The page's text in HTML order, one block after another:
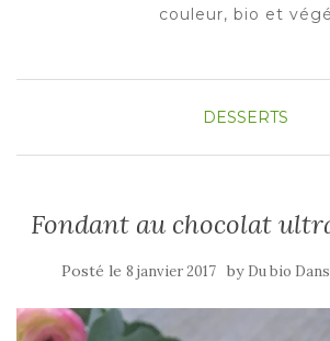
couleur, bio et végé
DESSERTS
Fondant au chocolat
Posté le 8 janvier 2017 by Du bio